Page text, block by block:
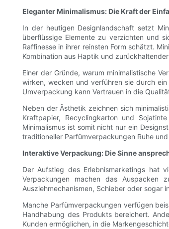
Eleganter Minimalismus: Die Kraft der
In der heutigen Designlandschaft setzt
überflüssige Elemente zu verzichten und
Raffinesse in ihrer reinsten Form schätzt.
Kombination aus Haptik und
Einer der Gründe, warum minimalistische
wirken, wecken und verführen sie durch
Umverpackung kann Vertrauen in die
Neben der Ästhetik zeichnen sich
Kraftpapier, Recyclingkarton und
Minimalismus ist somit nicht nur ein
traditioneller Parfümverpackungen Ruhe
Interaktive Verpackung: Die Sinne
Der Aufstieg des Erlebnismarketings hat
Verpackungen machen das Auspacken
Ausziehmechanismen, Schieber oder sogar
Manche Parfümverpackungen verfügen
Handhabung des Produkts bereichert.
Kunden ermöglichen, in die